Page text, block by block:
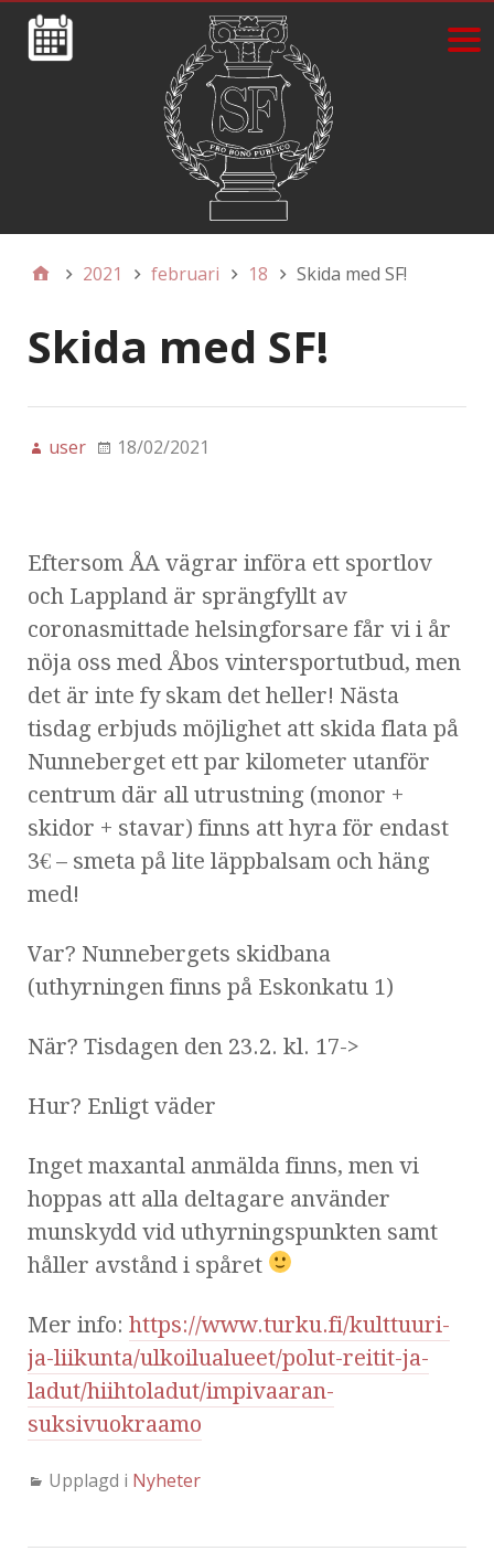
2021 februari 18 Skida med SF!
Skida med SF!
user 18/02/2021
Eftersom ÅA vägrar införa ett sportlov
och Lappland är sprängfyllt av
coronasmittade helsingforsare får vi i år
nöja oss med Åbos vintersportutbud, men
det är inte fy skam det heller! Nästa
tisdag erbjuds möjlighet att skida flata på
Nunneberget ett par kilometer utanför
centrum där all utrustning (monor +
skidor + stavar) finns att hyra för endast
3€ – smeta på lite läppbalsam och häng
med!
Var? Nunnebergets skidbana
(uthyrningen finns på Eskonkatu 1)
När? Tisdagen den 23.2. kl. 17->
Hur? Enligt väder
Inget maxantal anmälda finns, men vi
hoppas att alla deltagare använder
munskydd vid uthyrningspunkten samt
håller avstånd i spåret
Mer info: https://www.turku.fi/kulttuuri-
ja-liikunta/ulkoilualueet/polut-reitit-ja-
ladut/hiihtoladut/impivaaran-
suksivuokraamo
Upplagd i Nyheter